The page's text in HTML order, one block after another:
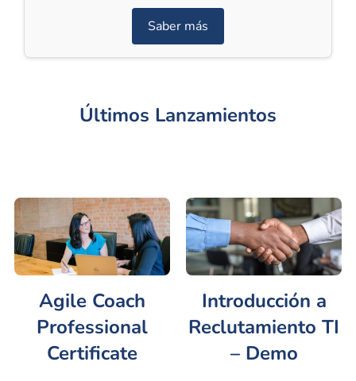
Saber más
Últimos Lanzamientos
Agile Coach
Professional
Certificate
Introducción a
Reclutamiento TI
– Demo